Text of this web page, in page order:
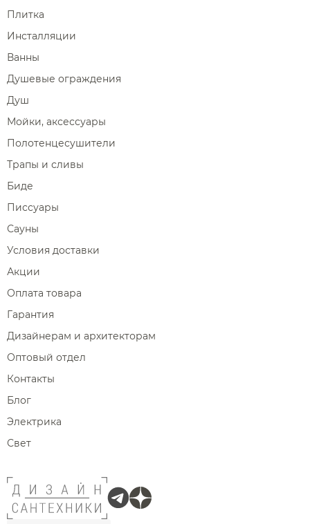
Плитка
Инсталляции
Ванны
Душевые ограждения
Душ
Мойки, аксессуары
Полотенцесушители
Трапы и сливы
Биде
Писсуары
Сауны
Условия доставки
Акции
Оплата товара
Гарантия
Дизайнерам и архитекторам
Оптовый отдел
Контакты
Блог
Электрика
Свет